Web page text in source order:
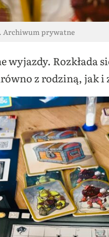
Archiwum prywatne
Rozkłada
z rodziną, jak